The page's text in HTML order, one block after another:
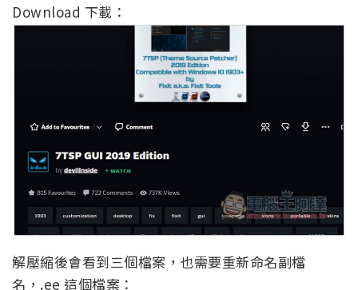
Download 下載：
解壓縮後會看到三個檔案，也需要重新命名副檔
名，.ee 這個檔案：